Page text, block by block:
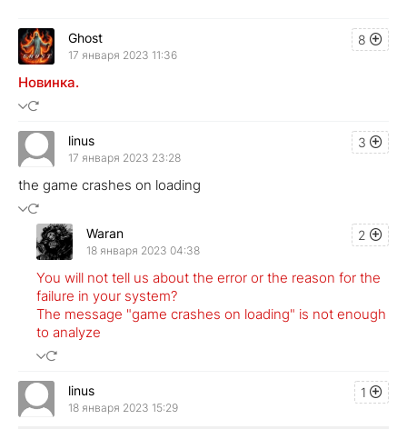
8
Ghost
17 января 2023 11:36
Новинка.
3
linus
17 января 2023 23:28
the game crashes on loading
2
Waran
18 января 2023 04:38
You will not tell us about the error or the reason for the
failure in your system?
The message "game crashes on loading" is not enough
to analyze
1
linus
18 января 2023 15:29